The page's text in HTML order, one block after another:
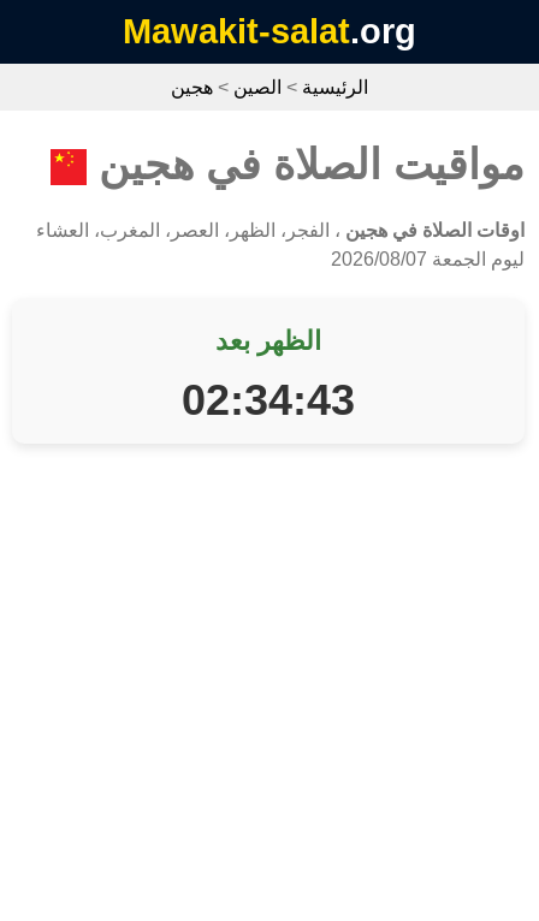
Mawakit-salat.org
الرئيسية > الصين > هجين
مواقيت الصلاة في هجين
اوقات الصلاة في هجين ، الفجر، الظهر، العصر، المغرب، العشاء
ليوم الجمعة 2026/08/07
الظهر بعد
02:34:43